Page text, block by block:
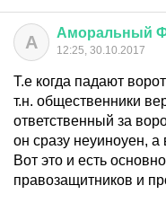
А Аморальный
12:25, 30.10.2017
Т.е когда падают
т.н. общественники
ответственный за
он сразу неуиноуен, а
Вот это и есть
правозащитников и